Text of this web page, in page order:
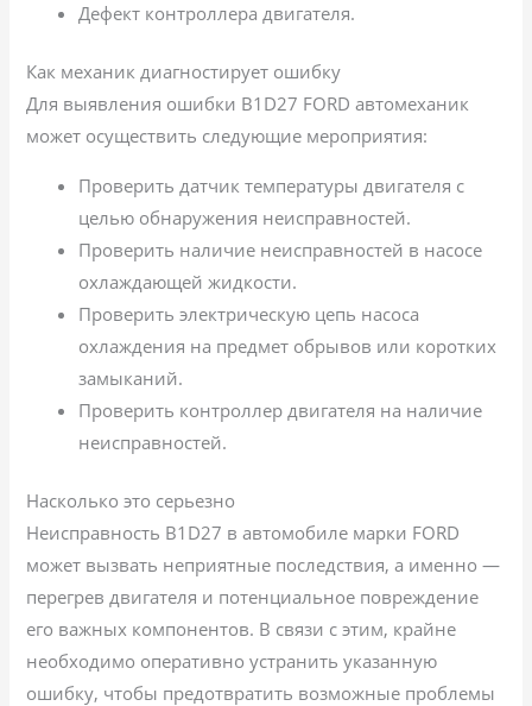
Дефект контроллера двигателя.
Как механик диагностирует ошибку
Для выявления ошибки B1D27 FORD автомеханик
может осуществить следующие мероприятия:
Проверить датчик температуры двигателя с
целью обнаружения неисправностей.
Проверить наличие неисправностей в насосе
охлаждающей жидкости.
Проверить электрическую цепь насоса
охлаждения на предмет обрывов или коротких
замыканий.
Проверить контроллер двигателя на наличие
неисправностей.
Насколько это серьезно
Неисправность B1D27 в автомобиле марки FORD
может вызвать неприятные последствия, а именно —
перегрев двигателя и потенциальное повреждение
его важных компонентов. В связи с этим, крайне
необходимо оперативно устранить указанную
ошибку, чтобы предотвратить возможные проблемы